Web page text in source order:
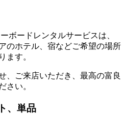
ボードレンタルサービスは、
のホテル、宿などご希望の場所
ます。
、ご来店いただき、最高の富良
さい。
、単品